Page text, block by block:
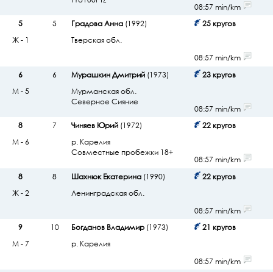
08:57 min/km
5
5 Градова Анна(1992)
Тверская обл.
25 кругов
Ж - 1
08:57 min/km
6
6 Мурашкин Дмитрий(1973)
Мурманская обл.
Северное Сияние
23 кругов
М - 5
08:57 min/km
8
7 Чиняев Юрий(1972)
р. Карелия
Совместные пробежки 18+
22 кругов
М - 6
08:57 min/km
8
8 Шахнюк Екатерина(1990)
Ленинградская обл.
22 кругов
Ж - 2
08:57 min/km
9
10 Богданов Владимир(1973)
р. Карелия
21 кругов
М - 7
08:57 min/km